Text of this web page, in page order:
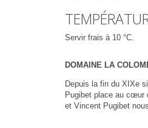
Servir frais à 10 °C.
DOMAINE LA
Depuis la fin du XIXe
Pugibet place au cœur
et Vincent Pugibet